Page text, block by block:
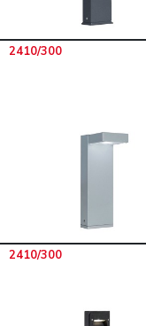
2410/300
2410/300